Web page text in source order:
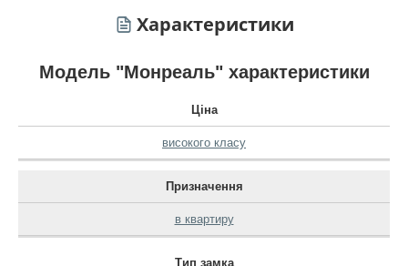
Характеристики
Модель "Монреаль" характеристики
Ціна
високого класу
Призначення
в квартиру
Тип замка